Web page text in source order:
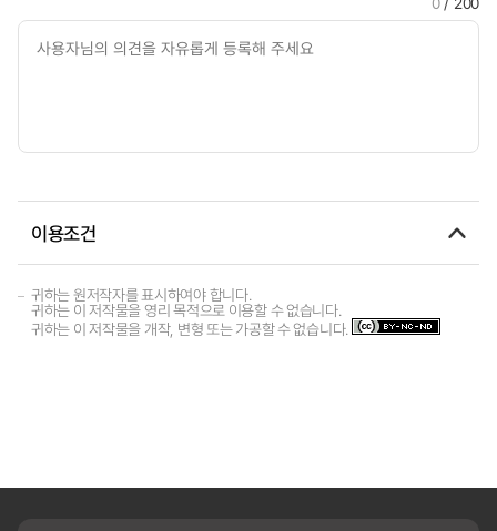
이용조건
귀하는 원저작자를 표시하여야 합니다.
귀하는 이 저작물을 영리 목적으로 이용할 수 없습니다.
귀하는 이 저작물을 개작, 변형 또는 가공할 수 없습니다.